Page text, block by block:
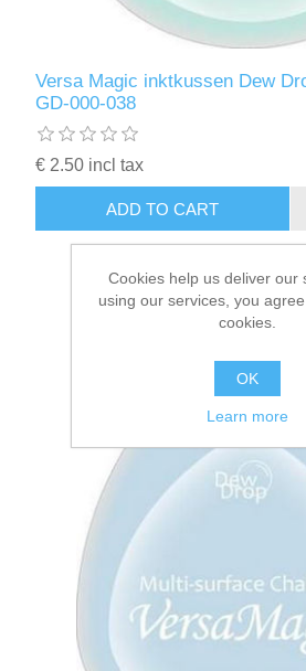
Versa Magic inktkussen Dew
GD-000-038
€ 2.50 incl tax
ADD TO CART
Cookies help us deliver our
using our services, you
cookies.
OK
Learn more